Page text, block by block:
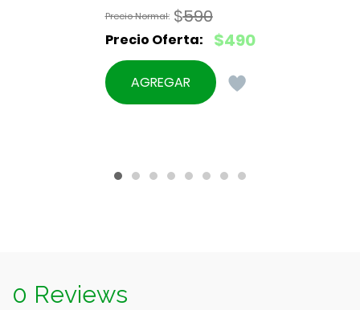
$590
El
precio
original
$490
El
precio
actual
AGREGAR
0 Reviews